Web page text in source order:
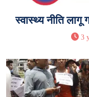
स्वास्थ्य नीति लागू
3